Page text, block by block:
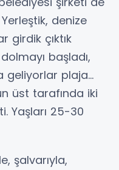
denize
girdik çıktık
başladı,
geliyorlar plaja…
üst tarafında iki
Yaşları 25-30
şalvarıyla,